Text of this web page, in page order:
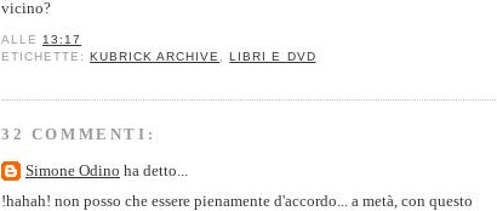
vicino?
ALLE13:17
ETICHETTE: KUBRICK ARCHIVE, LIBRI E DVD
32 COMMENTI:
Simone Odino ha detto...
!hahah! non posso che essere pienamente d'accordo... a metà, con questo